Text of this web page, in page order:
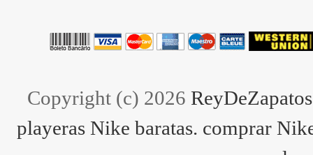
Copyright (c) 2026
playeras Nike baratas. comprar